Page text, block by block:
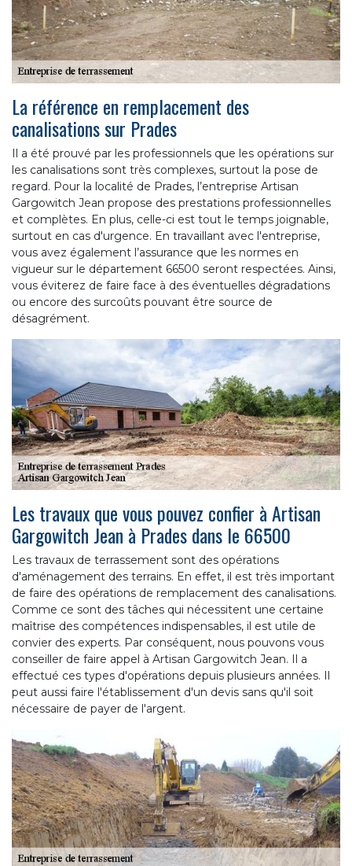
La référence en remplacement des
canalisations sur Prades
Il a été prouvé par les professionnels que les opérations sur
les canalisations sont très complexes, surtout la pose de
regard. Pour la localité de Prades, l’entreprise Artisan
Gargowitch Jean propose des prestations professionnelles
et complètes. En plus, celle-ci est tout le temps joignable,
surtout en cas d'urgence. En travaillant avec l'entreprise,
vous avez également l’assurance que les normes en
vigueur sur le département 66500 seront respectées. Ainsi,
vous éviterez de faire face à des éventuelles dégradations
ou encore des surcoûts pouvant être source de
désagrément.
Les travaux que vous pouvez confier à Artisan
Gargowitch Jean à Prades dans le 66500
Les travaux de terrassement sont des opérations
d'aménagement des terrains. En effet, il est très important
de faire des opérations de remplacement des canalisations.
Comme ce sont des tâches qui nécessitent une certaine
maîtrise des compétences indispensables, il est utile de
convier des experts. Par conséquent, nous pouvons vous
conseiller de faire appel à Artisan Gargowitch Jean. Il a
effectué ces types d'opérations depuis plusieurs années. Il
peut aussi faire l'établissement d'un devis sans qu'il soit
nécessaire de payer de l'argent.